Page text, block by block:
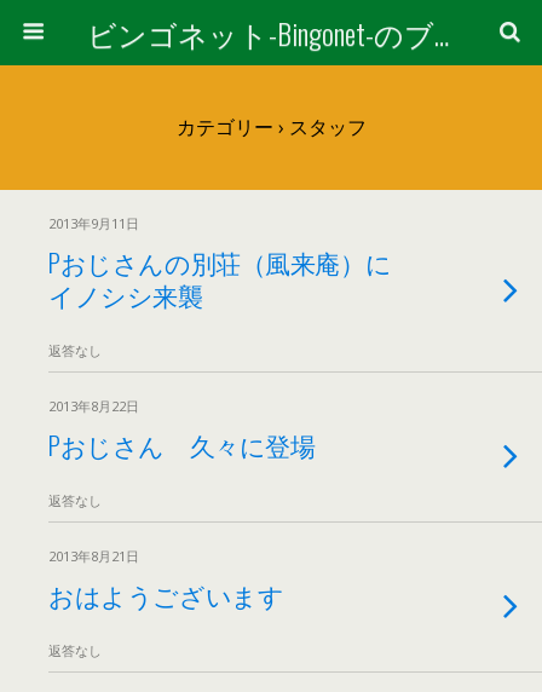
ビンゴネット-Bingonet-のブログ
カテゴリー › スタッフ
2013年9月11日
Pおじさんの別荘（風来庵）に
イノシシ来襲
返答なし
2013年8月22日
Pおじさん 久々に登場
返答なし
2013年8月21日
おはようございます
返答なし